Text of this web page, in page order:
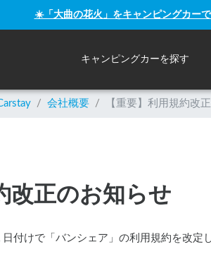
☀️「大曲の花火」をキャンピングカー
キャンピングカーを探す
/ 会社概要 / 【重要】利用規約改
改正のお知らせ
付けで「バンシェア」の利用規約を改定